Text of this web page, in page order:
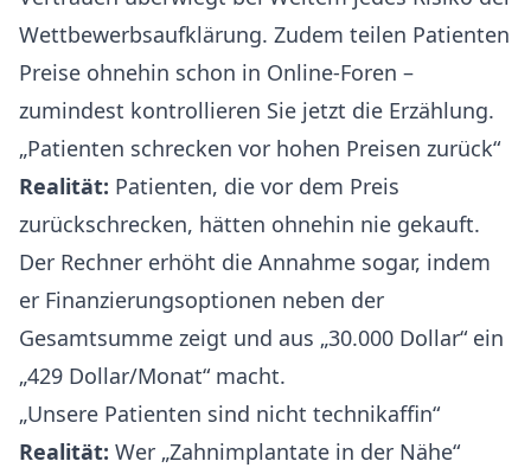
Wettbewerbsaufklärung. Zudem teilen Patienten
Preise ohnehin schon in Online-Foren –
zumindest kontrollieren Sie jetzt die Erzählung.
„Patienten schrecken vor hohen Preisen zurück“
Realität: Patienten, die vor dem Preis
zurückschrecken, hätten ohnehin nie gekauft.
Der Rechner erhöht die Annahme sogar, indem
er Finanzierungsoptionen neben der
Gesamtsumme zeigt und aus „30.000 Dollar“ ein
„429 Dollar/Monat“ macht.
„Unsere Patienten sind nicht technikaffin“
Realität: Wer „Zahnimplantate in der Nähe“